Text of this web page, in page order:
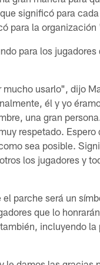
significó para
para la organización
para los jugadores
mucho usarlo", dijo
él y yo
una gran
respetado. Espero
sea posible.
los jugadores y
el parche será un
que lo
incluyendo la